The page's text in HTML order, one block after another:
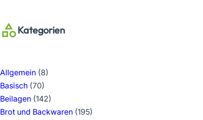
Kategorien
Allgemein(8)
Basisch(70)
Beilagen(142)
Brot und Backwaren(195)